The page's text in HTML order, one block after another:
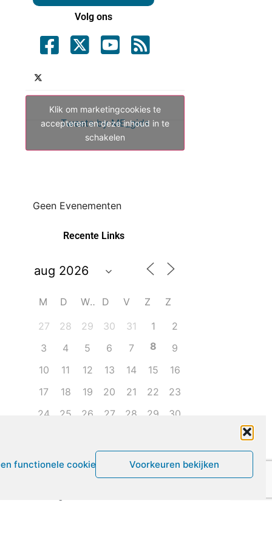
functionele cookies Voorkeuren bekijken
Volg ons
Tweets by ME_gids
Klik om marketingcookies te
accepteren en deze inhoud in te
schakelen
Geen Evenementen
Recente Links
M D W D V Z
Z
27
28 29 30 31 1
2
3
4 5 6 7 8
9
10
11 12 13 14 15
16
17
18 19 20 21 22
23
24
25 26 27 28 29
30
Leven met ME/CVS en POTS